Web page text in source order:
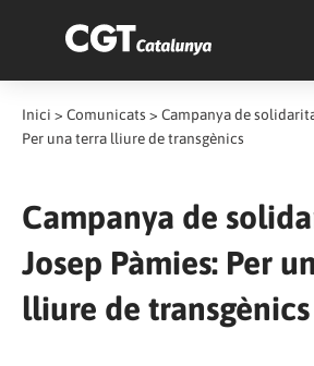
Inici > Comunicats > Campanya de
Per una terra lliure de transgènics
Campanya de
Josep Pàmies: Per
lliure de transgènics